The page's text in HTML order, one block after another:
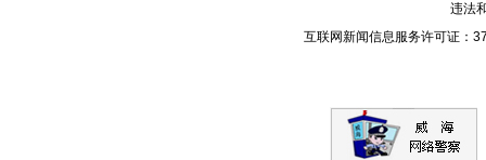
违法
互联网新闻信息服务许可证